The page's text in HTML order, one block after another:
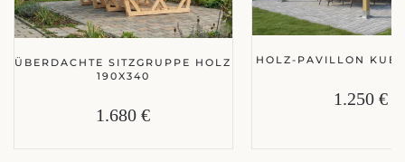
ÜBERDACHTE SITZGRUPPE HOLZ
190X340
1.680 €
HOLZ-PAVILLON
1.250 €